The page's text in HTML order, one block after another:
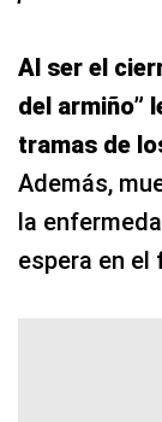
Al ser el
del armiño”
tramas de
Además,
la
espera en el